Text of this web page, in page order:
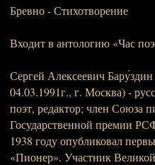
Бревно - Стихотворение
Входит в антологию «Час
Сергей Алексеевич
04.03.1991г., г. Москва) -
поэт, редактор; член Союза
Государственной премии
1938 году опубликовал
«Пионер». Участник